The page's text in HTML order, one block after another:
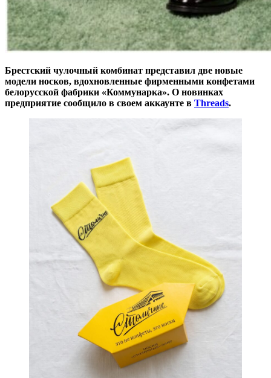
Брестский чулочный комбинат представил две новые
модели носков, вдохновленные фирменными конфетами
белорусской фабрики «Коммунарка». О новинках
предприятие сообщило в своем аккаунте в Threads.